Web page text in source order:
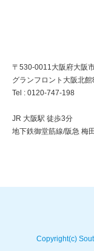
〒530-0011 大阪府大阪
グランフロント大阪北
Tel : 0120-747-198
JR 大阪駅 徒歩3分
地下鉄御堂筋線/阪急 梅
Copyright(c)